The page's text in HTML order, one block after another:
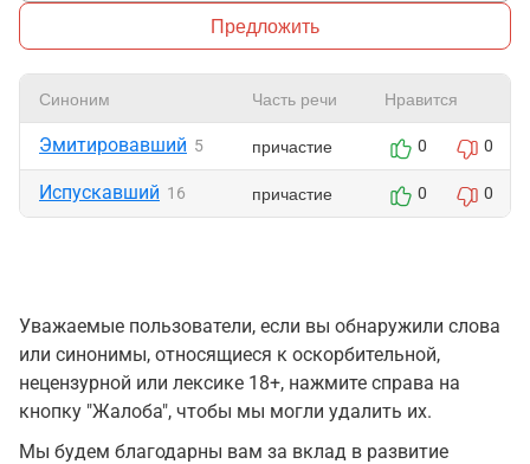
Предложить
Синоним Часть речи Нравится
Эмитировавший 5 причастие 0 0
Испускавший 16 причастие 0 0
Уважаемые пользователи, если вы обнаружили слова
или синонимы, относящиеся к оскорбительной,
нецензурной или лексике 18+, нажмите справа на
кнопку "Жалоба", чтобы мы могли удалить их.
Мы будем благодарны вам за вклад в развитие